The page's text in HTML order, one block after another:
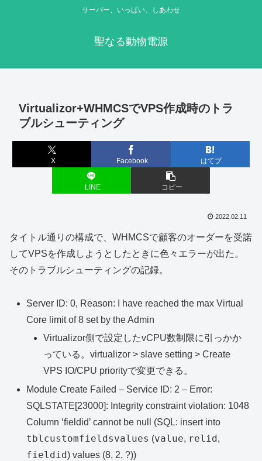
サーバー、いっぱい、しあわせ
聖なる動物電源
Virtualizor+WHMCSでVPS作成時のトラ
ブルシューティング
X Facebook はてブ
LINE コピー
2022.02.11
タイトル通りの構成で、WHMCSで顧客のオーダーを受諾
してVPSを作成しようとしたときに色々エラーが出た。
そのトラブルシューティングの記録。
Server ID: 0, Reason: I have reached the max Virtual
Core limit of 8 set by the Admin
Virtualizor側で設定したvCPU数制限に引っかか
っている。virtualizor > slave setting > Create
VPS IO/CPU priorityで変更できる。
Module Create Failed – Service ID: 2 – Error:
SQLSTATE[23000]: Integrity constraint violation: 1048
Column ‘fieldid’ cannot be null (SQL: insert into
tblcustomfieldsvalues (value, relid,
fieldid) values (8, 2, ?))